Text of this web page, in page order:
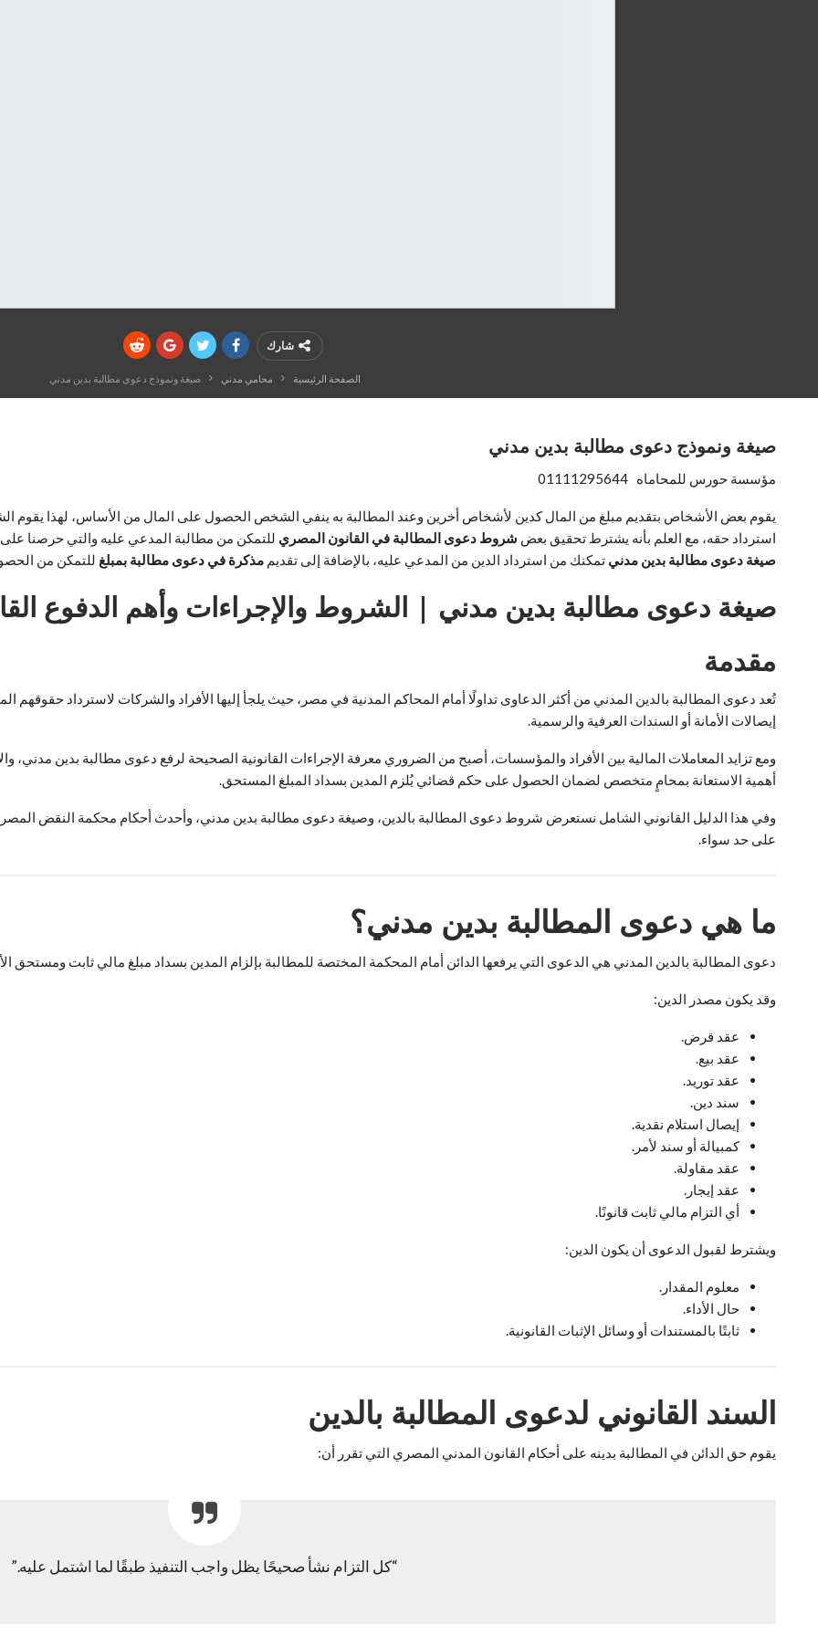
شارك
الصفحة الرئيسية محامي مدني صيغة ونموذج دعوى مطالبة بدين مدني
صيغة ونموذج دعوى مطالبة بدين مدني
مؤسسة حورس للمحاماه 01111295644
يقوم بعض الأشخاص بتقديم مبلغ من المال كدين لأشخاص أخرين وعند المطالبة به ينفي الشخص الحصول على المال من الأساس، لهذا يقوم
استرداد حقه، مع العلم بأنه يشترط تحقيق بعض شروط دعوى المطالبة في القانون المصري للتمكن من مطالبة المدعي عليه والتي حرصنا على
صيغة دعوى مطالبة بدين مدني تمكنك من استرداد الدين من المدعي عليه، بالإضافة إلى تقديم مذكرة في دعوى مطالبة بمبلغ للتمكن من
صيغة دعوى مطالبة بدين مدني | الشروط والإجراءات وأهم الدفوع
مقدمة
تُعد دعوى المطالبة بالدين المدني من أكثر الدعاوى تداولًا أمام المحاكم المدنية في مصر، حيث يلجأ إليها الأفراد والشركات لاسترداد حقوقهم
إيصالات الأمانة أو السندات العرفية والرسمية.
ومع تزايد المعاملات المالية بين الأفراد والمؤسسات، أصبح من الضروري معرفة الإجراءات القانونية الصحيحة لرفع دعوى مطالبة بدين مدني،
أهمية الاستعانة بمحامٍ متخصص لضمان الحصول على حكم قضائي يُلزم المدين بسداد المبلغ المستحق.
وفي هذا الدليل القانوني الشامل نستعرض شروط دعوى المطالبة بالدين، وصيغة دعوى مطالبة بدين مدني، وأحدث أحكام محكمة النقض المصرية،
على حد سواء.
ما هي دعوى المطالبة بدين مدني؟
دعوى المطالبة بالدين المدني هي الدعوى التي يرفعها الدائن أمام المحكمة المختصة للمطالبة بإلزام المدين بسداد مبلغ مالي ثابت ومستحق
وقد يكون مصدر الدين:
عقد قرض.
عقد بيع.
عقد توريد.
سند دين.
إيصال استلام نقدية.
كمبيالة أو سند لأمر.
عقد مقاولة.
عقد إيجار.
أي التزام مالي ثابت قانونًا.
ويشترط لقبول الدعوى أن يكون الدين:
معلوم المقدار.
حال الأداء.
ثابتًا بالمستندات أو وسائل الإثبات القانونية.
السند القانوني لدعوى المطالبة بالدين
يقوم حق الدائن في المطالبة بدينه على أحكام القانون المدني المصري التي تقرر أن:
“كل التزام نشأ صحيحًا يظل واجب التنفيذ طبقًا لما اشتمل عليه.”